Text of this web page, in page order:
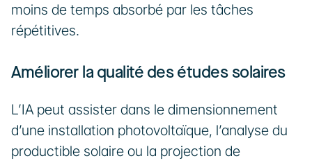
moins de temps absorbé par les tâches
répétitives.
Améliorer la qualité des études solaires
L’IA peut assister dans le dimensionnement
d’une installation photovoltaïque, l’analyse du
productible solaire ou la projection de